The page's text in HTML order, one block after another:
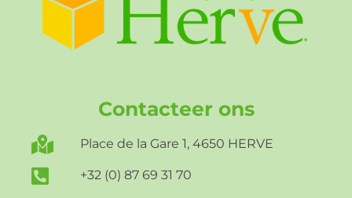
Contacteer ons
Place de la Gare 1, 4650 HERVE
+32 (0) 87 69 31 70